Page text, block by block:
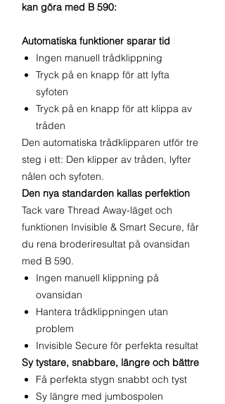
kan göra med B 590:
Automatiska funktioner sparar tid
Ingen manuell trådklippning
Tryck på en knapp för att lyfta
syfoten
Tryck på en knapp för att klippa av
tråden
Den automatiska trådklipparen utför tre
steg i ett: Den klipper av tråden, lyfter
nålen och syfoten.
Den nya standarden kallas perfektion
Tack vare Thread Away-läget och
funktionen Invisible & Smart Secure, får
du rena broderiresultat på ovansidan
med B 590.
Ingen manuell klippning på
ovansidan
Hantera trådklippningen utan
problem
Invisible Secure för perfekta resultat
Sy tystare, snabbare, längre och bättre
Få perfekta stygn snabbt och tyst
Sy längre med jumbospolen